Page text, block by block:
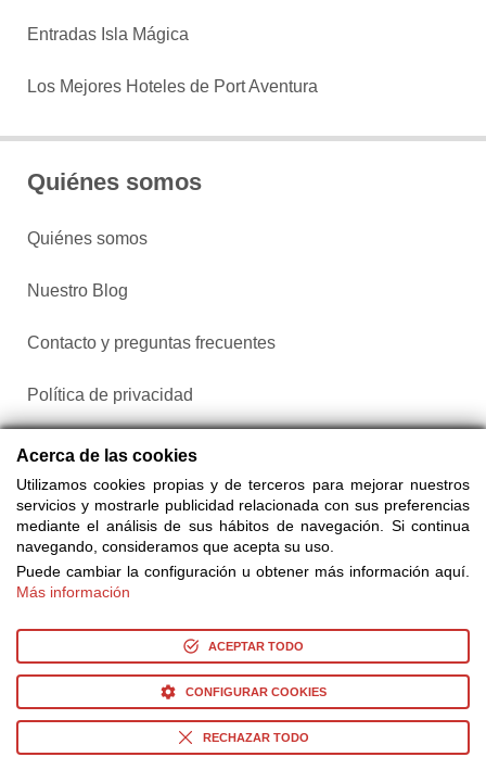
Entradas Isla Mágica
Los Mejores Hoteles de Port Aventura
Quiénes somos
Quiénes somos
Nuestro Blog
Contacto y preguntas frecuentes
Política de privacidad
Configurar cookies
de 25 proveedores
© Copyright 2014-2026 Ociocultura Network SL. - All Rights
Reserved
Acerca de las cookies
Utilizamos cookies propias y de terceros para mejorar nuestros
servicios y mostrarle publicidad relacionada con sus preferencias
mediante el análisis de sus hábitos de navegación. Si continua
navegando, consideramos que acepta su uso.
Puede cambiar la configuración u obtener más información aquí.
Más información
ACEPTAR TODO
CONFIGURAR COOKIES
RECHAZAR TODO